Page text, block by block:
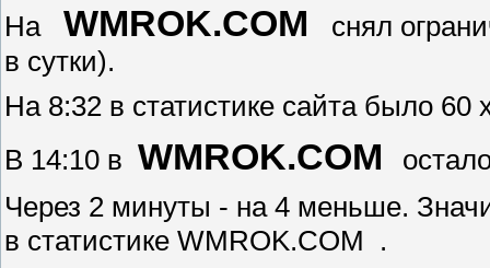
На WMROK.COM снял
в сутки).
На 8:32 в статистике сайта было 60
В 14:10 в WMROK.COM
Через 2 минуты - на 4 меньше.
в статистике WMROK.COM .